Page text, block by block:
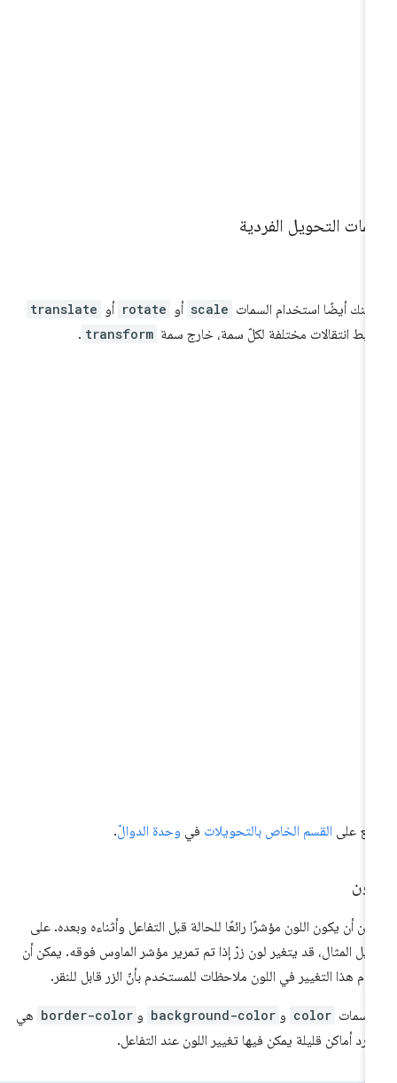
التحويل الفردية
أيضًا استخدام السمات scale أو rotate أو translate
انتقالات مختلفة لكلّ سمة، خارج سمة transform
.
علىالقسم الخاص بالتحويلاتفي وحدة الدوالّ.
أن يكون اللون مؤشرًا رائعًا للحالة قبل التفاعل وأثناءه وبعده. على
المثال، قد يتغير لون زرّ إذا تم تمرير مؤشر الماوس فوقه. يمكن أن
هذا التغيير في اللون ملاحظات للمستخدم بأنّ الزر قابل للنقر.
سمات color و background-color و border-color هي
أماكن قليلة يمكن فيها تغيير اللون عند التفاعل.